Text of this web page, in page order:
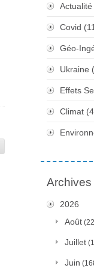
Actualité
Covid
Géo-
Ukraine
Effets
Climat
Archives
2026
Août
Juillet
Juin